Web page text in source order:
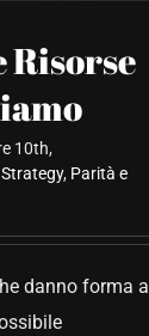
Risorse
10th,
, Parità e
danno forma a